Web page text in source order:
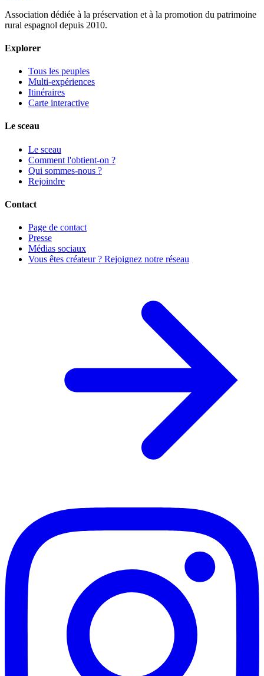
Association dédiée à la préservation et à la promotion du patrimoine
rural espagnol depuis 2010.
Explorer
Tous les peuples
Multi-expériences
Itinéraires
Carte interactive
Le sceau
Le sceau
Comment l'obtient-on ?
Qui sommes-nous ?
Rejoindre
Contact
Page de contact
Presse
Médias sociaux
Vous êtes créateur ? Rejoignez notre réseau